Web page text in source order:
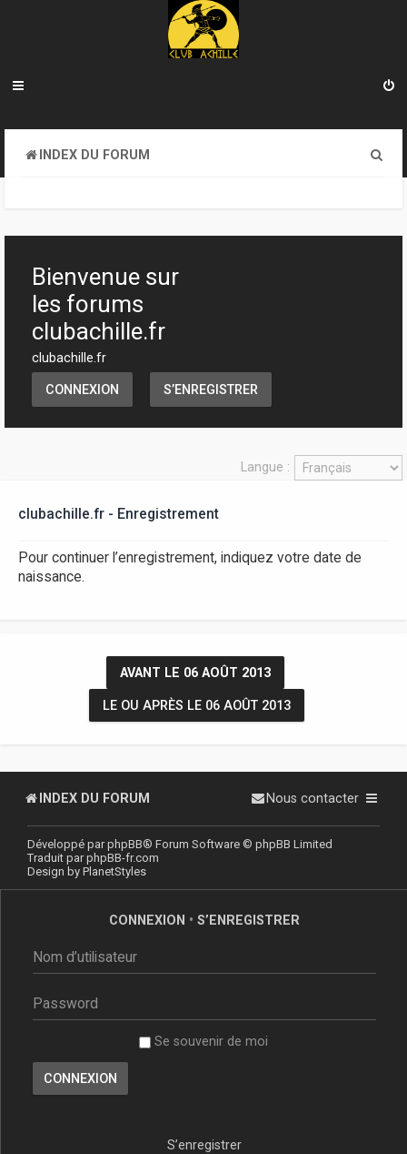
INDEX DU FORUM
h
Bienvenue sur
les forums
clubachille.fr
clubachille.fr
CONNEXION S’ENREGISTRER
Langue :
clubachille.fr - Enregistrement
Pour continuer l’enregistrement, indiquez votre date de
naissance.
AVANT LE 06 AOÛT 2013
LE OU APRÈS LE 06 AOÛT 2013
INDEX DU FORUM Nous contacter
Développé parphpBB® Forum Software © phpBB Limited
Traduit parphpBB-fr.com
Design by PlanetStyles
CONNEXION • S’ENREGISTRER
Se souvenir de moi
S’enregistrer